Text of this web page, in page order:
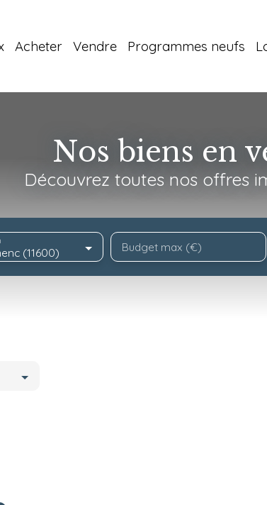
Acheter Vendre Programmes neufs
Nos biens en
Découvrez toutes nos offres
(11600) Budget max (€)